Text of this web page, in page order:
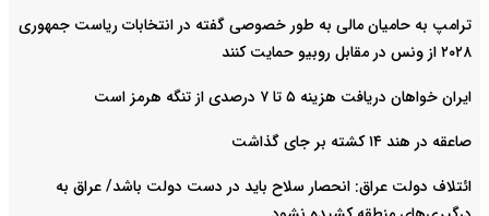
ترامپ به حامیان مالی به طور خصوصی گفته در انتخابات ریاست جمهوری
۲۰۲۸ از ونس در مقابل روبیو حمایت کنند
ایران خواهان دریافت هزینه ۵ تا ۷ درصدی از تنگه هرمز است
صاعقه در هند ۱۴ کشته بر جای گذاشت
ائتلاف دولت عراق: انحصار سلاح باید در دست دولت باشد/ عراق به